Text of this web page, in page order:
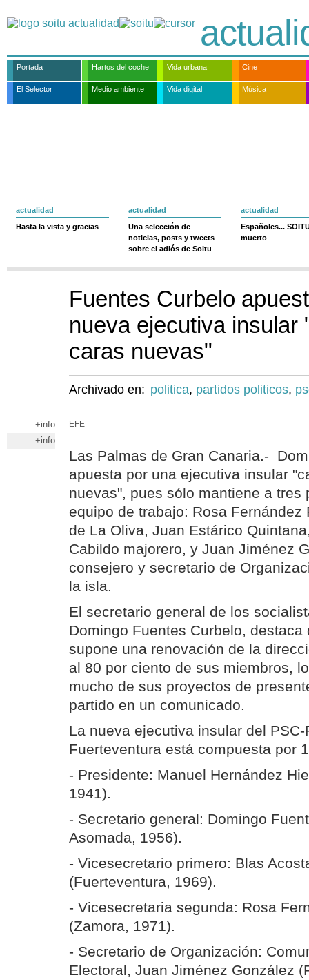
Portada Hartos del coche Vida urbana Cine
El Selector Medio ambiente Vida digital Música
actualidad
Hasta la vista y gracias
actualidad
Una selección de
noticias, posts y tweets
sobre el adiós de Soitu
actualidad
Españoles...
muerto
Fuentes Curbelo
nueva ejecutiva insular
caras nuevas"
Archivado en: politica, partidos politicos,
+info
+info
EFE
Las Palmas de Gran Canaria.-
apuesta por una ejecutiva insular
nuevas", pues sólo mantiene a tres
equipo de trabajo: Rosa
de La Oliva, Juan Estárico
Cabildo majorero, y Juan Jiménez
consejero y secretario de
la isla.
El secretario general de los
Domingo Fuentes Curbelo, destaca
supone una renovación de la
al 80 por ciento de sus miembros,
mucho de sus proyectos de
partido en un comunicado.
La nueva ejecutiva insular del PSC-
Fuerteventura está compuesta por
- Presidente: Manuel Hernández
1941).
- Secretario general: Domingo
Asomada, 1956).
- Vicesecretario primero: Blas
(Fuerteventura, 1969).
- Vicesecretaria segunda: Rosa
(Zamora, 1971).
- Secretario de Organización:
Electoral, Juan Jiménez González